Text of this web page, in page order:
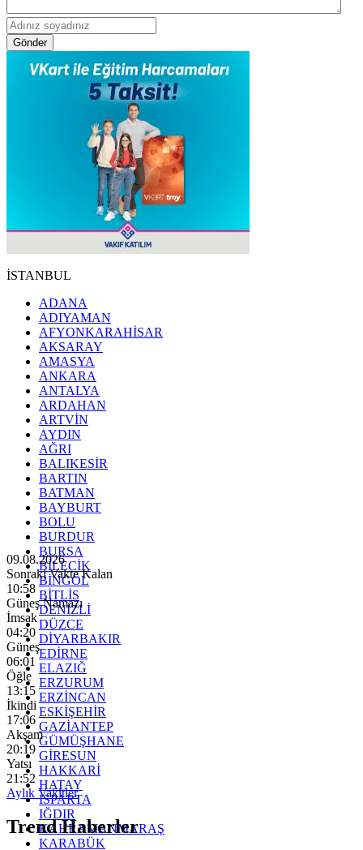
Gönder
İSTANBUL
ADANA
ADIYAMAN
AFYONKARAHİSAR
AKSARAY
AMASYA
ANKARA
ANTALYA
ARDAHAN
ARTVİN
AYDIN
AĞRI
BALIKESİR
BARTIN
BATMAN
BAYBURT
BOLU
BURDUR
BURSA
BİLECİK
BİNGÖL
BİTLİS
DENİZLİ
DÜZCE
DİYARBAKIR
EDİRNE
ELAZIĞ
ERZURUM
ERZİNCAN
ESKİŞEHİR
GAZİANTEP
GÜMÜŞHANE
GİRESUN
HAKKARİ
HATAY
ISPARTA
IĞDIR
KAHRAMANMARAŞ
KARABÜK
09.08.2026
Sonraki Vakte Kalan
10:57
Güneş Namazı
İmsak
04:20
Güneş
06:01
Öğle
13:15
İkindi
17:06
Akşam
20:19
Yatsı
21:52
Aylık Vakitler
Trend Haberler